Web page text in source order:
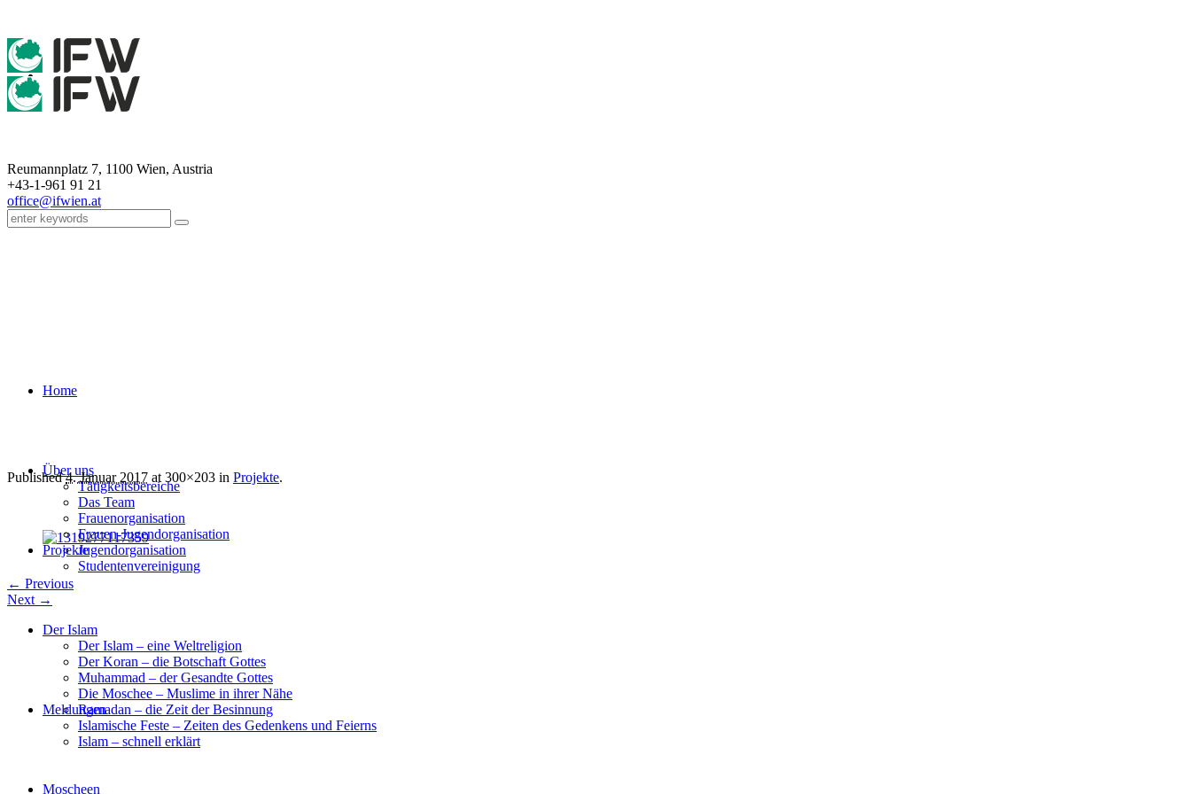
Reumannplatz 7, 1100 Wien, Austria
+43-1-961 91 21
office@ifwien.at
Home
Über uns
Tätigkeitsbereiche
Das Team
Frauenorganisation
Frauen-Jugendorganisation
Jugendorganisation
Studentenvereinigung
Projekte
Der Islam
Der Islam – eine Weltreligion
Der Koran – die Botschaft Gottes
Muhammad – der Gesandte Gottes
Die Moschee – Muslime in ihrer Nähe
Ramadan – die Zeit der Besinnung
Islamische Feste – Zeiten des Gedenkens und Feierns
Islam – schnell erklärt
Meldungen
Moscheen
Published4. Januar 2017 at 300×203 in Projekte.
← Previous
Next →